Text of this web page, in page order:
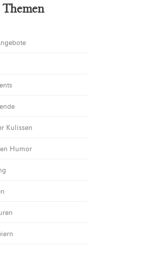
Themen
Kulissen
Humor